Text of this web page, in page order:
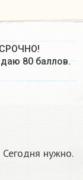
СРОЧНО!
80 баллов.
нужно.